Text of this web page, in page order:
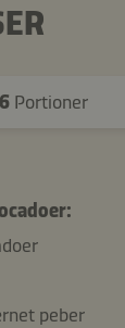
Portioner
peber